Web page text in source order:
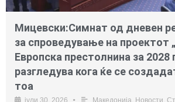
Мицевски:Симнат од дневен
за спроведување на проектот
Европска престолнина за 2028
разгледува кога ќе се
тоа